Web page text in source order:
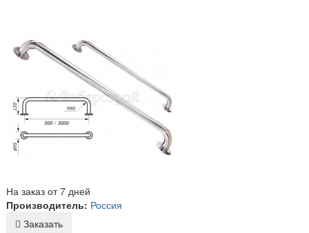
На заказ от 7 дней
Производитель: Россия
Заказать